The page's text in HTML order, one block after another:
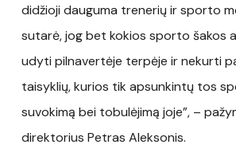
didžioji dauguma trenerių ir sporto
sutarė, jog bet kokios sporto šakos
udyti pilnavertėje terpėje ir nekurti
taisyklių, kurios tik apsunkintų tos
suvokimą bei tobulėjimą joje”, –
direktorius Petras Aleksonis.